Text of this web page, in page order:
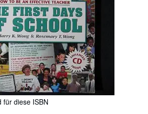
für diese ISBN